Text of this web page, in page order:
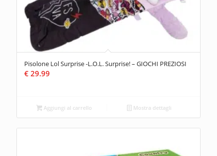
Pisolone Lol Surprise -L.O.L. Surprise! – GIOCHI PREZIOSI
€29.99
Aggiungi al carrello Mostra dettagli